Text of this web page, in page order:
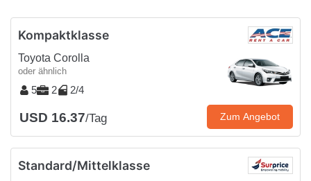
Kompaktklasse
Toyota Corolla
oder ähnlich
5 2 2/4
USD 16.37/Tag Zum Angebot
Standard/Mittelklasse